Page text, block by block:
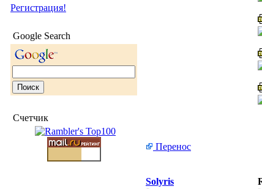
Регистрация!
Google Search
Счетчик
Перенос
Solyris